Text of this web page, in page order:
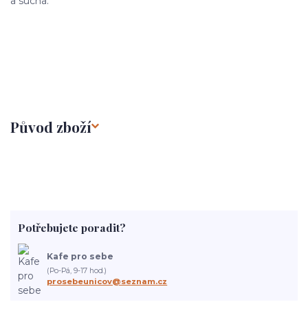
Původ zboží
Potřebujete poradit?
Kafe pro sebe
(Po-Pá, 9-17 hod.)
prosebeunicov@seznam.cz